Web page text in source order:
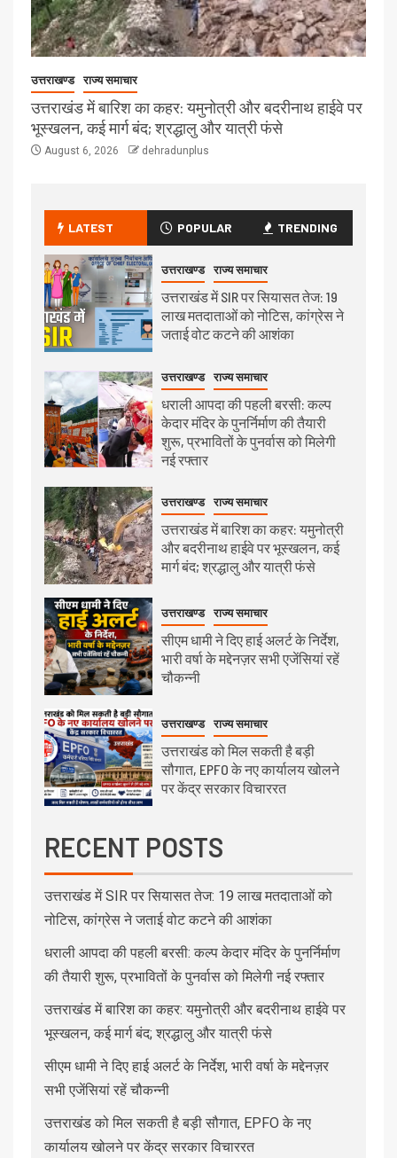
उत्तराखण्ड राज्य समाचार
उत्तराखंड में बारिश का कहर: यमुनोत्री और बदरीनाथ हाईवे पर
भूस्खलन, कई मार्ग बंद; श्रद्धालु और यात्री फंसे
August 6, 2026 dehradunplus
LATEST POPULAR TRENDING
उत्तराखण्ड राज्य समाचार
उत्तराखंड में SIR पर सियासत तेज: 19
लाख मतदाताओं को नोटिस, कांग्रेस ने
जताई वोट कटने की आशंका
उत्तराखण्ड राज्य समाचार
धराली आपदा की पहली बरसी: कल्प
केदार मंदिर के पुनर्निर्माण की तैयारी
शुरू, प्रभावितों के पुनर्वास को मिलेगी
नई रफ्तार
उत्तराखण्ड राज्य समाचार
उत्तराखंड में बारिश का कहर: यमुनोत्री
और बदरीनाथ हाईवे पर भूस्खलन, कई
मार्ग बंद; श्रद्धालु और यात्री फंसे
उत्तराखण्ड राज्य समाचार
सीएम धामी ने दिए हाई अलर्ट के निर्देश,
भारी वर्षा के मद्देनज़र सभी एजेंसियां रहें
चौकन्नी
उत्तराखण्ड राज्य समाचार
उत्तराखंड को मिल सकती है बड़ी
सौगात, EPFO के नए कार्यालय खोलने
पर केंद्र सरकार विचाररत
RECENT POSTS
उत्तराखंड में SIR पर सियासत तेज: 19 लाख मतदाताओं को
नोटिस, कांग्रेस ने जताई वोट कटने की आशंका
धराली आपदा की पहली बरसी: कल्प केदार मंदिर के पुनर्निर्माण
की तैयारी शुरू, प्रभावितों के पुनर्वास को मिलेगी नई रफ्तार
उत्तराखंड में बारिश का कहर: यमुनोत्री और बदरीनाथ हाईवे पर
भूस्खलन, कई मार्ग बंद; श्रद्धालु और यात्री फंसे
सीएम धामी ने दिए हाई अलर्ट के निर्देश, भारी वर्षा के मद्देनज़र
सभी एजेंसियां रहें चौकन्नी
उत्तराखंड को मिल सकती है बड़ी सौगात, EPFO के नए
कार्यालय खोलने पर केंद्र सरकार विचाररत